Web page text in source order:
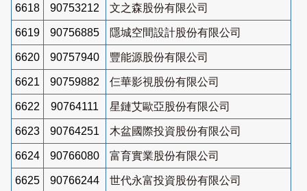
6618 90753212 文之森股份有限公司
6619 90756885 隱城空間設計股份有限公司
6620 90757940 豐能源股份有限公司
6621 90759882 仨華影視股份有限公司
6622 90764111 星鏈艾歐亞股份有限公司
6623 90764251 木盆國際投資股份有限公司
6624 90766080 富育實業股份有限公司
6625 90766244 世代永富投資股份有限公司